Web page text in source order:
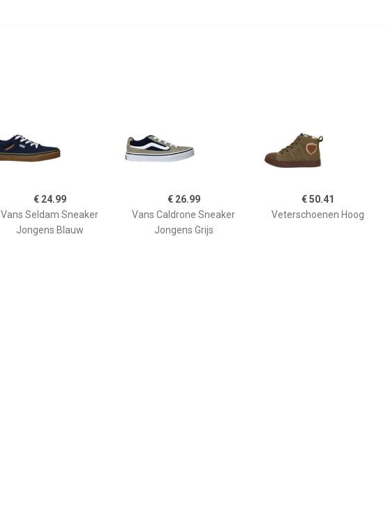
€ 24.99
Vans Seldam Sneaker
Jongens Blauw
€ 26.99
Vans Caldrone Sneaker
Jongens Grijs
€ 50.41
Veterschoenen Hoog